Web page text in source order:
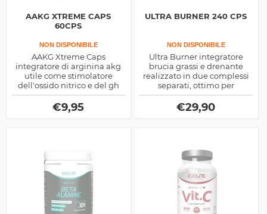
AAKG XTREME CAPS
60CPS
NON DISPONIBILE
AAKG Xtreme Caps
integratore di arginina akg
utile come stimolatore
dell'ossido nitrico e del gh
agisce bene anche come
immuno stimolante
naturale
€9,95
ULTRA BURNER 240 CPS
NON DISPONIBILE
Ultra Burner integratore
brucia grassi e drenante
realizzato in due complessi
separati, ottimo per
migliorarsi dal punto di vista
del cutting muscolare
€29,90